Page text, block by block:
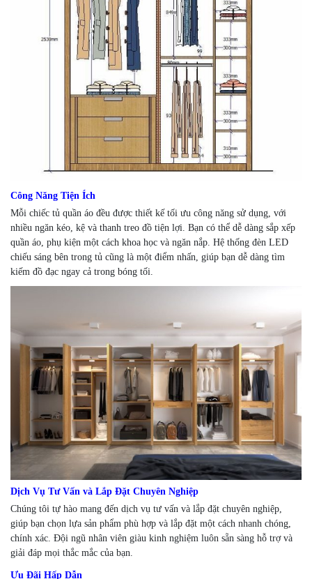
Công Năng Tiện Ích
Mỗi chiếc tủ quần áo đều được thiết kế tối ưu công năng sử dụng, với
nhiều ngăn kéo, kệ và thanh treo đồ tiện lợi. Bạn có thể dễ dàng sắp xếp
quần áo, phụ kiện một cách khoa học và ngăn nắp. Hệ thống đèn LED
chiếu sáng bên trong tủ cũng là một điểm nhấn, giúp bạn dễ dàng tìm
kiếm đồ đạc ngay cả trong bóng tối.
Dịch Vụ Tư Vấn và Lắp Đặt Chuyên Nghiệp
Chúng tôi tự hào mang đến dịch vụ tư vấn và lắp đặt chuyên nghiệp,
giúp bạn chọn lựa sản phẩm phù hợp và lắp đặt một cách nhanh chóng,
chính xác. Đội ngũ nhân viên giàu kinh nghiệm luôn sẵn sàng hỗ trợ và
giải đáp mọi thắc mắc của bạn.
Ưu Đãi Hấp Dẫn